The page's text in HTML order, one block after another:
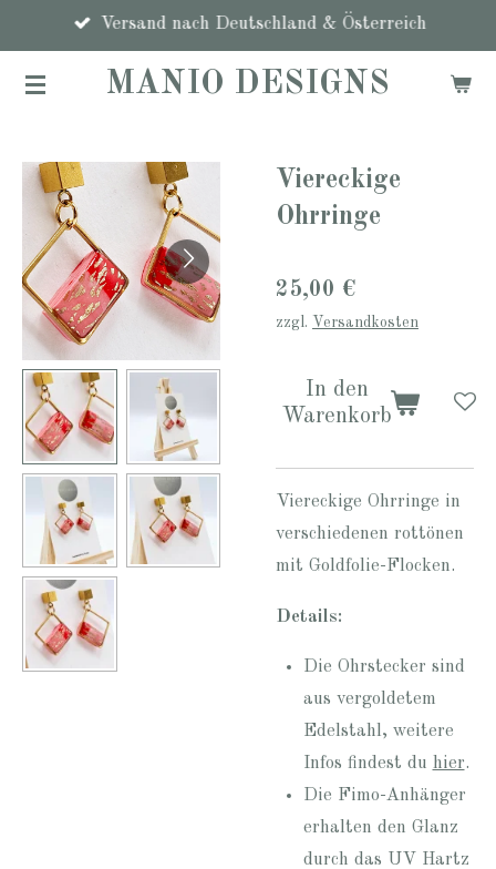
Hauptinhalt
springen
MANIO DESIGNS
Versand nach Deutschland & Österreich
Viereckige
Ohrringe
25,00 €
zzgl. Versandkosten
In den
Warenkorb
Viereckige Ohrringe in
verschiedenen rottönen
mit Goldfolie-Flocken.
Details:
Die Ohrstecker sind
aus vergoldetem
Edelstahl, weitere
Infos findest du hier.
Die Fimo-Anhänger
erhalten den Glanz
durch das UV Hartz